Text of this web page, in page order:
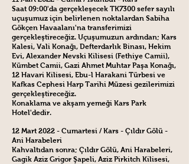
Saat 09:00'da gerçekleşecek TK7300 sefer sayılı
uçuşumuz için belirlenen noktalardan Sabiha
Gökçen Havaalanı'na transferimizi
gerçekleştireceğiz. Uçuşumuzun ardından; Kars
Kalesi, Vali Konağı, Defterdarlık Binası, Hekim
Evi, Alexander Nevski Kilisesi (Fethiye Camii),
Kümbet Camii, Gazi Ahmet Muhtar Paşa Konağı,
12 Havari Kilisesi, Ebu-l Harakani Türbesi ve
Kafkas Cephesi Harp Tarihi Müzesi gezilerimizi
gerçekleştireceğiz.
Konaklama ve akşam yemeği Kars Park
Hotel'dedir.
12 Mart 2022 - Cumartesi / Kars - Çıldır Gölü -
Ani Harabeleri
Kahvaltıdan sonra; Çıldır Gölü, Ani Harabeleri,
Gagik Aziz Grigor Şapeli, Aziz Pirkitch Kilisesi,